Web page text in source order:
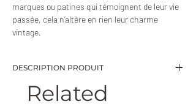
marques ou patines qui témoignent de leur vie
passée, cela n’altère en rien leur charme
vintage.
DESCRIPTION PRODUIT
-Collier avec maillons roses transparents
Related